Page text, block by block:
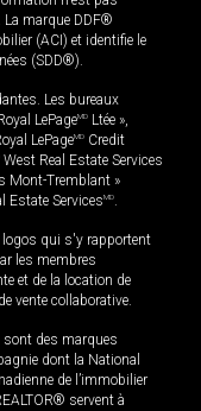
La marque DDF®
(ACI) et identifie le
(SDD®).
Les bureaux
LePageMD Ltée »,
LePageMD Credit
West Real Estate Services
Mont-Tremblant »
Estate ServicesMD.
qui s'y rapportent
les membres
et de la location de
vente collaborative.
sont des marques
dont la National
de l’immobilier
servent à